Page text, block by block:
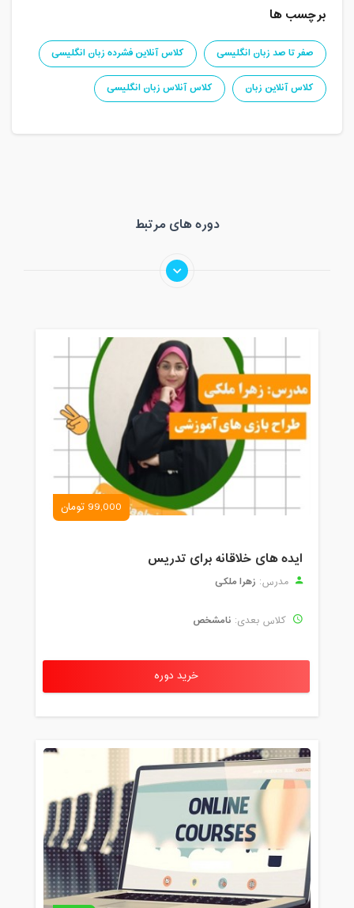
برچسب ها
صفر تا صد زبان انگلیسی
کلاس آنلاین فشرده زبان انگلیسی
کلاس آنلاین زبان
کلاس آنلاس زبان انگلیسی
دوره های مرتبط
99,000 تومان
ایده های خلاقانه برای تدریس
مدرس: زهرا ملکی
کلاس بعدی: نامشخص
خرید دوره